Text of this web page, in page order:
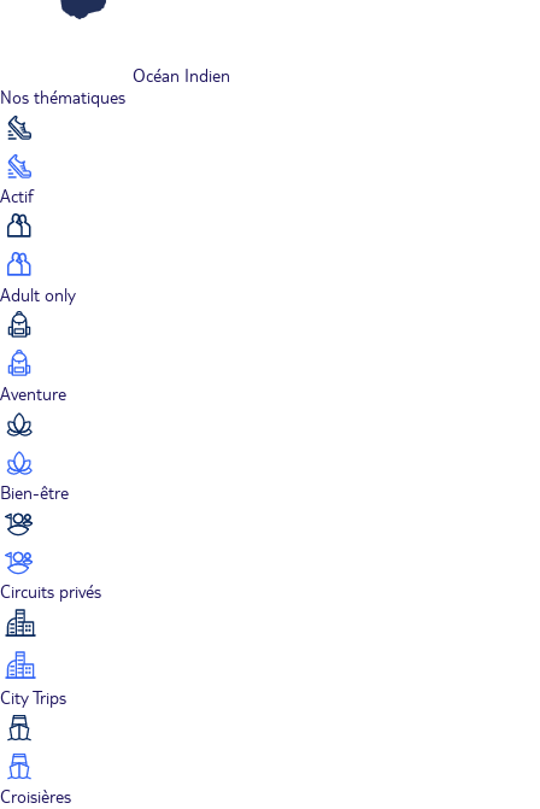
Océan Indien
Nos thématiques
Actif
Adult only
Aventure
Bien-être
Circuits privés
City Trips
Croisières